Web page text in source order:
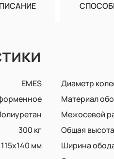
EMES Диаметр
Материал
Межосевой
300 кг Общая высота
115x140 мм Ширина